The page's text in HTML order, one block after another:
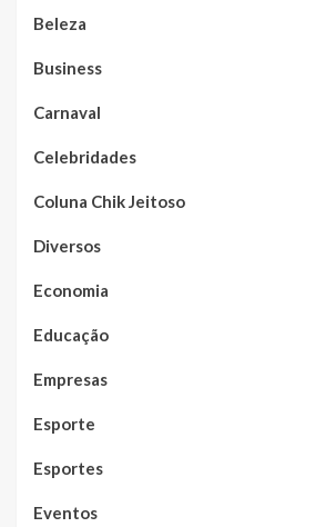
Beleza
Business
Carnaval
Celebridades
Coluna Chik Jeitoso
Diversos
Economia
Educação
Empresas
Esporte
Esportes
Eventos